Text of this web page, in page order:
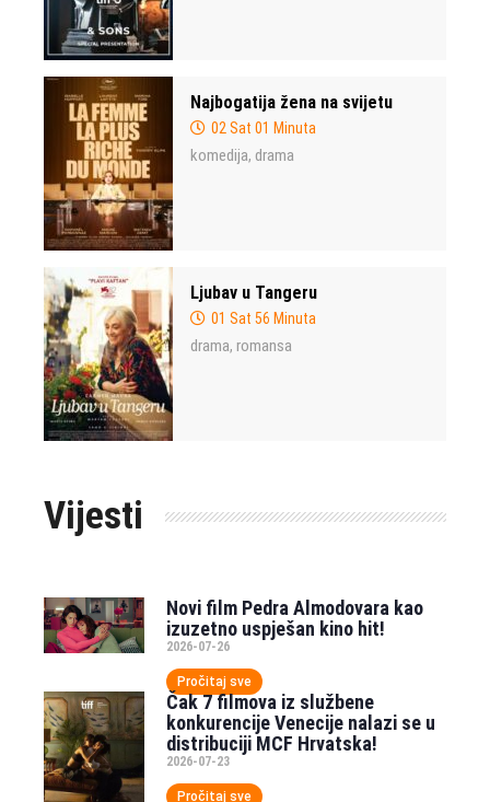
Najbogatija žena na svijetu
02 Sat 01 Minuta
komedija, drama
Ljubav u Tangeru
01 Sat 56 Minuta
drama, romansa
Vijesti
Novi film Pedra Almodovara kao
izuzetno uspješan kino hit!
2026-07-26
Pročitaj sve
Čak 7 filmova iz službene
konkurencije Venecije nalazi se u
distribuciji MCF Hrvatska!
2026-07-23
Pročitaj sve